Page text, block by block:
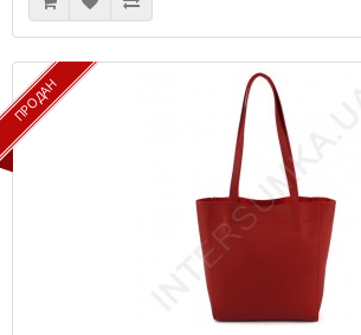
ПРОДАН
ПРОДАН